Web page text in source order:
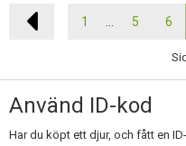
1 5 6
Använd ID-kod
Har du köpt ett djur, och fått en